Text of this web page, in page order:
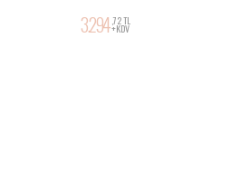
3.294 ,72 TL
+KDV